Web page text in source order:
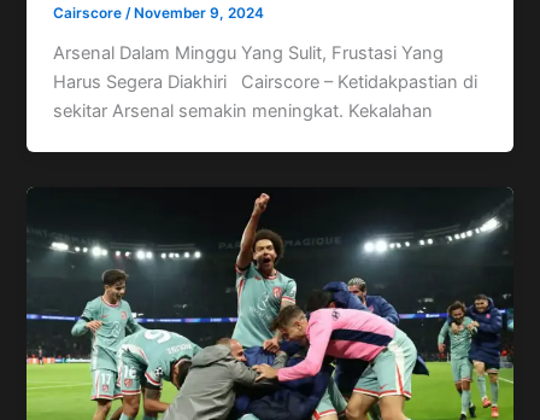
Cairscore/November 9, 2024
Arsenal Dalam Minggu Yang Sulit, Frustasi Yang
Harus Segera Diakhiri Cairscore – Ketidakpastian di
sekitar Arsenal semakin meningkat. Kekalahan